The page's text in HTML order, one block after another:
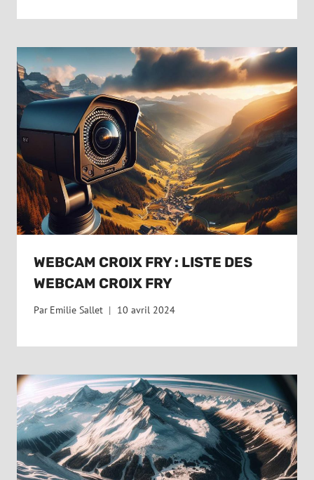
WEBCAM CROIX FRY : LISTE DES
WEBCAM CROIX FRY
Par Emilie Sallet 10 avril 2024